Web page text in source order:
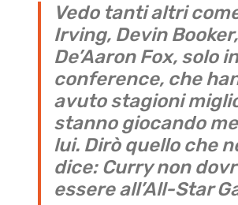
Vedo tanti altri
Irving, Devin Booker,
De’Aaron Fox, solo
conference, che
avuto stagioni
stanno giocando
lui. Dirò quello che
dice: Curry non
essere all’All-Star